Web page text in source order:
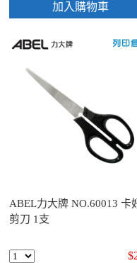
加入購物車
ABEL力大牌 NO.60013 卡
剪刀 1支